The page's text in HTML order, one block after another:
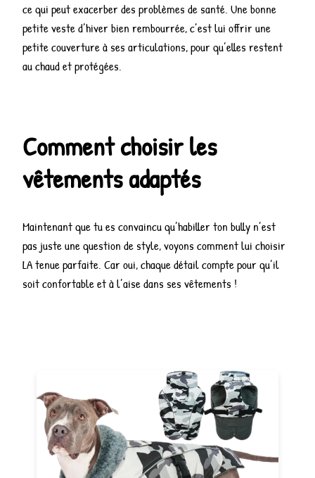
ce qui peut exacerber des problèmes de santé. Une bonne
petite veste d’hiver bien rembourrée, c’est lui offrir une
petite couverture à ses articulations, pour qu’elles restent
au chaud et protégées.
Comment choisir les
vêtements adaptés
Maintenant que tu es convaincu qu’habiller ton bully n’est
pas juste une question de style, voyons comment lui choisir
LA tenue parfaite. Car oui, chaque détail compte pour qu’il
soit confortable et à l’aise dans ses vêtements !